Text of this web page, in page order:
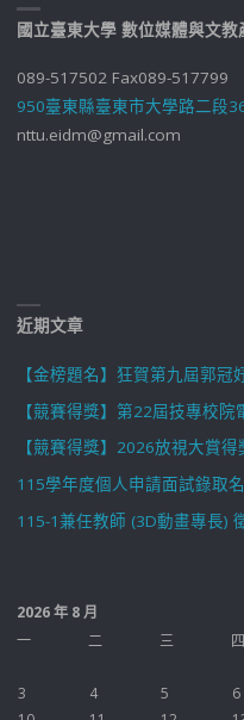
國立臺東大學 數位媒體與文教
089-517502 Fax089-517799
950臺東縣臺東市大學路二段
nttu.eidm@gmail.com
近期文章
【金榜題名】狂賀第九屆郭
【競賽得獎】第22屆技專校
【競賽得獎】2026放視大賞得
115學年度個人申請面試錄取
115-1兼任教師 (3D動畫專長)
2026 年 8 月
一
二 三 四
3
4 5 6